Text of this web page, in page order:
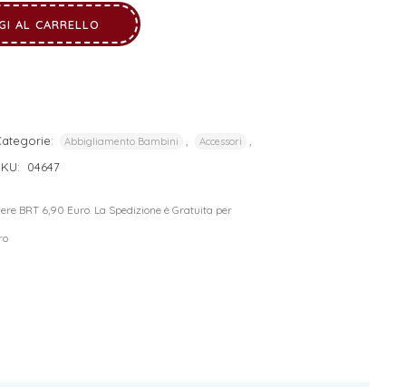
AL CARRELLO
Abbigliamento Bambini Accessori
04647
BRT 6,90 Euro. La Spedizione è Gratuita per